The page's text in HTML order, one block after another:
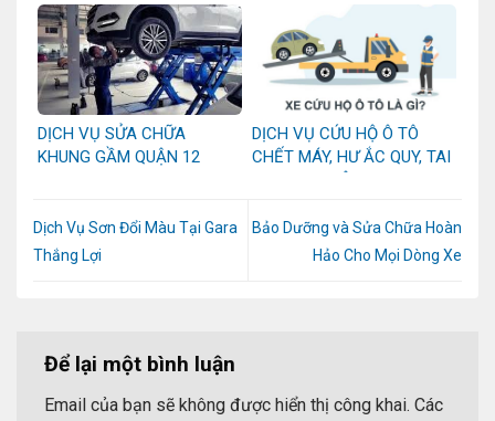
DỊCH VỤ SỬA CHỮA
KHUNG GẦM QUẬN 12
DỊCH VỤ CỨU HỘ Ô TÔ
CHẾT MÁY, HƯ ẮC QUY, TAI
Dịch Vụ Sơn Đổi Màu Tại Gara
Thắng Lợi
Bảo Dưỡng và Sửa Chữa Hoàn
Hảo Cho Mọi Dòng Xe
Để lại một bình luận
Email của bạn sẽ không được hiển thị công khai. Các